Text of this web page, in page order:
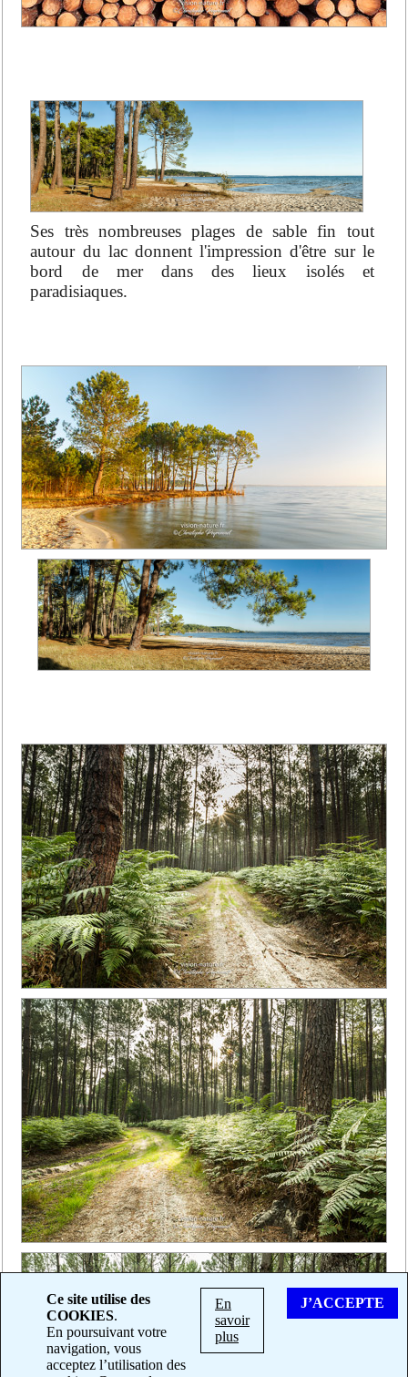
Ses très nombreuses plages de sable fin tout
autour du lac donnent l'impression d'être sur le
bord de mer dans des lieux isolés et
paradisiaques.
Ce site utilise des
COOKIES.
En poursuivant votre
navigation, vous
acceptez l’utilisation des
En
savoir
plus
J’ACCEPTE